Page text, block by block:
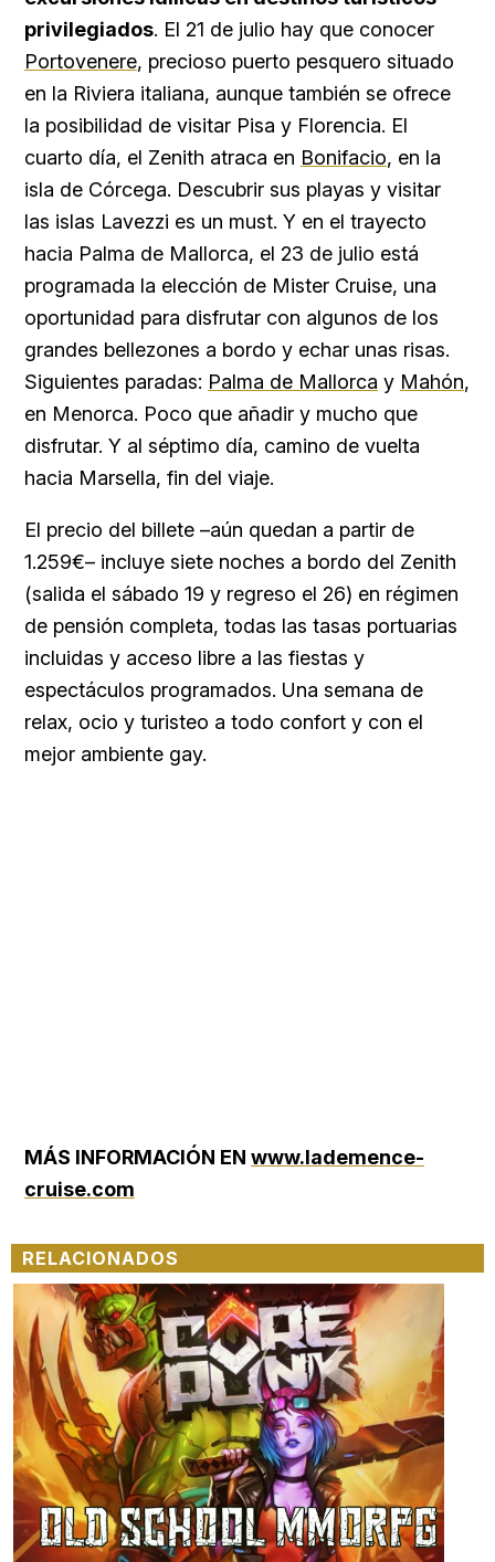
privilegiados. El 21 de julio hay que conocer
Portovenere, precioso puerto pesquero situado
en la Riviera italiana, aunque también se ofrece
la posibilidad de visitar Pisa y Florencia. El
cuarto día, el Zenith atraca en Bonifacio, en la
isla de Córcega. Descubrir sus playas y visitar
las islas Lavezzi es un must. Y en el trayecto
hacia Palma de Mallorca, el 23 de julio está
programada la elección de Mister Cruise, una
oportunidad para disfrutar con algunos de los
grandes bellezones a bordo y echar unas risas.
Siguientes paradas: Palma de Mallorca y Mahón,
en Menorca. Poco que añadir y mucho que
disfrutar. Y al séptimo día, camino de vuelta
hacia Marsella, fin del viaje.
El precio del billete –aún quedan a partir de
1.259€– incluye siete noches a bordo del Zenith
(salida el sábado 19 y regreso el 26) en régimen
de pensión completa, todas las tasas portuarias
incluidas y acceso libre a las fiestas y
espectáculos programados. Una semana de
relax, ocio y turisteo a todo confort y con el
mejor ambiente gay.
MÁS INFORMACIÓN EN www.lademence-
cruise.com
RELACIONADOS